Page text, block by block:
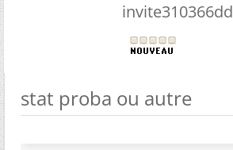
invite310366dd
stat proba ou autre